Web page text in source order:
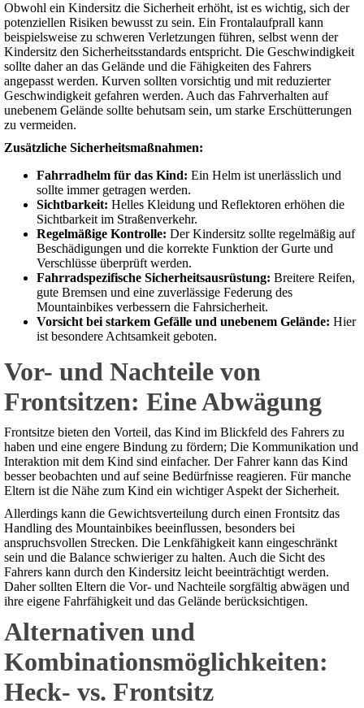
Obwohl ein Kindersitz die Sicherheit erhöht, ist es wichtig, sich der
potenziellen Risiken bewusst zu sein. Ein Frontalaufprall kann
beispielsweise zu schweren Verletzungen führen, selbst wenn der
Kindersitz den Sicherheitsstandards entspricht. Die Geschwindigkeit
sollte daher an das Gelände und die Fähigkeiten des Fahrers
angepasst werden. Kurven sollten vorsichtig und mit reduzierter
Geschwindigkeit gefahren werden. Auch das Fahrverhalten auf
unebenem Gelände sollte behutsam sein, um starke Erschütterungen
zu vermeiden.
Zusätzliche Sicherheitsmaßnahmen:
Fahrradhelm für das Kind: Ein Helm ist unerlässlich und
sollte immer getragen werden.
Sichtbarkeit: Helles Kleidung und Reflektoren erhöhen die
Sichtbarkeit im Straßenverkehr.
Regelmäßige Kontrolle: Der Kindersitz sollte regelmäßig auf
Beschädigungen und die korrekte Funktion der Gurte und
Verschlüsse überprüft werden.
Fahrradspezifische Sicherheitsausrüstung: Breitere Reifen,
gute Bremsen und eine zuverlässige Federung des
Mountainbikes verbessern die Fahrsicherheit.
Vorsicht bei starkem Gefälle und unebenem Gelände: Hier
ist besondere Achtsamkeit geboten.
Vor- und Nachteile von
Frontsitzen: Eine Abwägung
Frontsitze bieten den Vorteil, das Kind im Blickfeld des Fahrers zu
haben und eine engere Bindung zu fördern; Die Kommunikation und
Interaktion mit dem Kind sind einfacher. Der Fahrer kann das Kind
besser beobachten und auf seine Bedürfnisse reagieren. Für manche
Eltern ist die Nähe zum Kind ein wichtiger Aspekt der Sicherheit.
Allerdings kann die Gewichtsverteilung durch einen Frontsitz das
Handling des Mountainbikes beeinflussen, besonders bei
anspruchsvollen Strecken. Die Lenkfähigkeit kann eingeschränkt
sein und die Balance schwieriger zu halten. Auch die Sicht des
Fahrers kann durch den Kindersitz leicht beeinträchtigt werden.
Daher sollten Eltern die Vor- und Nachteile sorgfältig abwägen und
ihre eigene Fahrfähigkeit und das Gelände berücksichtigen.
Alternativen und
Kombinationsmöglichkeiten:
Heck- vs. Frontsitz